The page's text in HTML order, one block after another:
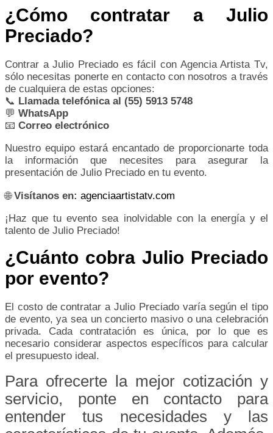
¿Cómo contratar a Julio
Preciado?
Contrar a Julio Preciado es fácil con Agencia Artista Tv,
sólo necesitas ponerte en contacto con nosotros a través
de cualquiera de estas opciones:
📞 Llamada telefónica al (55) 5913 5748
💬 WhatsApp
📧 Correo electrónico
Nuestro equipo estará encantado de proporcionarte toda
la información que necesites para asegurar la
presentación de Julio Preciado en tu evento.
🌐Visítanos en: agenciaartistatv.com
¡Haz que tu evento sea inolvidable con la energía y el
talento de Julio Preciado!
¿Cuánto cobra Julio Preciado
por evento?
El costo de contratar a Julio Preciado varía según el tipo
de evento, ya sea un concierto masivo o una celebración
privada. Cada contratación es única, por lo que es
necesario considerar aspectos específicos para calcular
el presupuesto ideal.
Para ofrecerte la mejor cotización y
servicio, ponte en contacto para
entender tus necesidades y las